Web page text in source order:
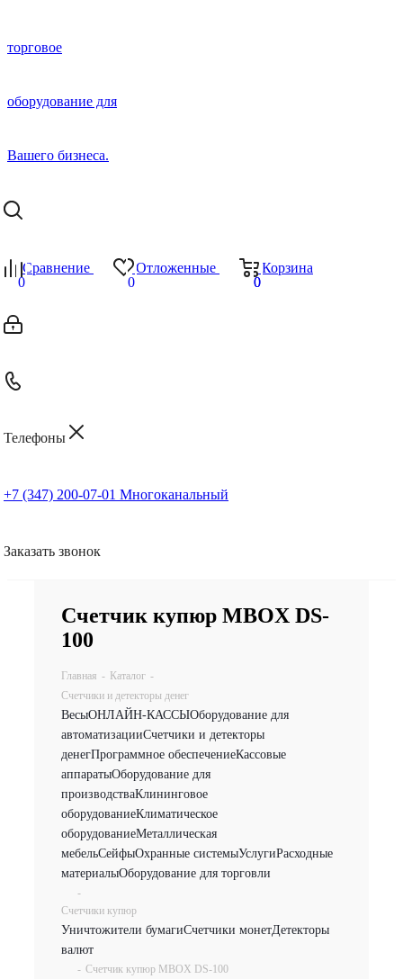
Сравнение
0
Отложенные
0
Корзина
0
0
Телефоны
+7 (347) 200-07-01 Многоканальный
Заказать звонок
Счетчик купюр MBOX DS-
100
Главная - Каталог -
Счетчики и детекторы денег
ВесыОНЛАЙН-КАССЫОборудование для
автоматизацииСчетчики и детекторы
денегПрограммное обеспечениеКассовые
аппаратыОборудование для
производстваКлининговое
оборудованиеКлиматическое
оборудованиеМеталлическая
мебельСейфыОхранные системыУслугиРасходные
материалыОборудование для торговли
-
Счетчики купюр
Уничтожители бумагиСчетчики монетДетекторы
валют
- Счетчик купюр MBOX DS-100